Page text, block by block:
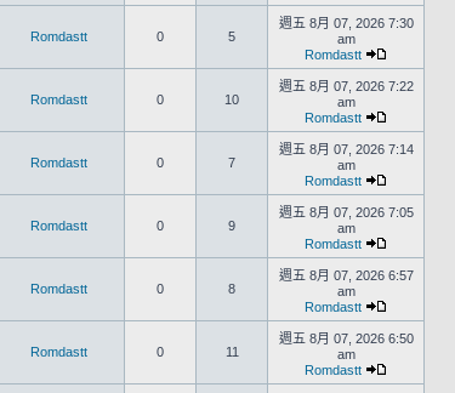
Romdastt 0 5
週五 8月 07, 2026 7:30
am
Romdastt
Romdastt 0 10
週五 8月 07, 2026 7:22
am
Romdastt
Romdastt 0 7
週五 8月 07, 2026 7:14
am
Romdastt
Romdastt 0 9
週五 8月 07, 2026 7:05
am
Romdastt
Romdastt 0 8
週五 8月 07, 2026 6:57
am
Romdastt
Romdastt 0 11
週五 8月 07, 2026 6:50
am
Romdastt